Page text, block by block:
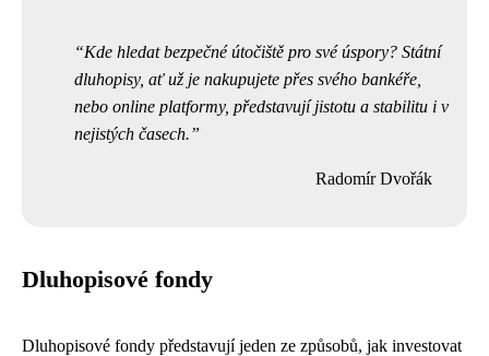
Kde hledat bezpečné útočiště pro své úspory? Státní
dluhopisy, ať už je nakupujete přes svého bankéře,
nebo online platformy, představují jistotu a stabilitu i v
nejistých časech.
Radomír Dvořák
Dluhopisové fondy
Dluhopisové fondy představují jeden ze způsobů, jak investovat